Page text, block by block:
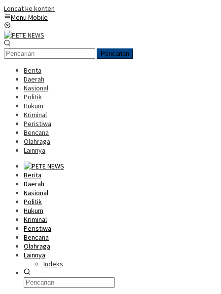
Loncat ke konten
Menu Mobile
Pencarian
Berita
Daerah
Nasional
Politik
Hukum
Kriminal
Peristiwa
Bencana
Olahraga
Lainnya
Berita
Daerah
Nasional
Politik
Hukum
Kriminal
Peristiwa
Bencana
Olahraga
Lainnya
Indeks